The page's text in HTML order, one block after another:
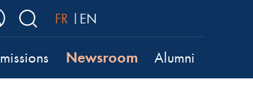
FR EN
Newsroom Alumni